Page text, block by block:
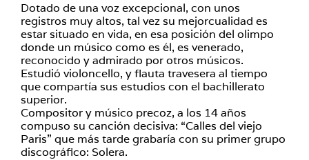
Dotado de una voz excepcional, con unos
registros muy altos, tal vez su mejorcualidad es
estar situado en vida, en esa posición del olimpo
donde un músico como es él, es venerado,
reconocido y admirado por otros músicos.
Estudió violoncello, y flauta travesera al tiempo
que compartía sus estudios con el bachillerato
superior.
Compositor y músico precoz, a los 14 años
compuso su canción decisiva: “Calles del viejo
Paris” que más tarde grabaría con su primer grupo
discográfico: Solera.